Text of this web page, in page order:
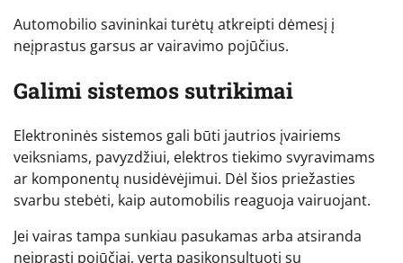
Automobilio savininkai turėtų atkreipti dėmesį į
neįprastus garsus ar vairavimo pojūčius.
Galimi sistemos sutrikimai
Elektroninės sistemos gali būti jautrios įvairiems
veiksniams, pavyzdžiui, elektros tiekimo svyravimams
ar komponentų nusidėvėjimui. Dėl šios priežasties
svarbu stebėti, kaip automobilis reaguoja vairuojant.
Jei vairas tampa sunkiau pasukamas arba atsiranda
neįprasti pojūčiai, verta pasikonsultuoti su